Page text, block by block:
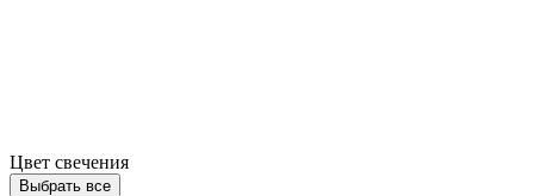
Цвет свечения
Выбрать все